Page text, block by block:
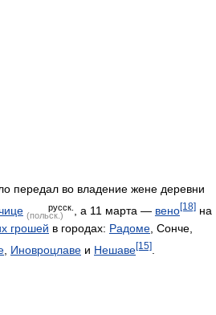
передал во владение жене деревни
(польск.)
русск. , а 11 марта — вено[18]на
грошей в городах: Радоме , Сонче,
Иновроцлаве и Нешаве[15]